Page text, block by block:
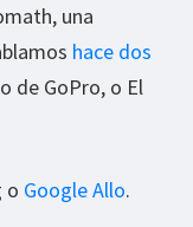
una
hace dos
de GoPro, o El
o Google Allo.